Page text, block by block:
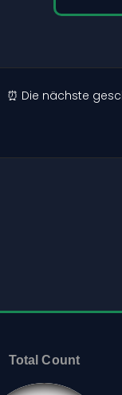
⏰ Die nächste
Total Count